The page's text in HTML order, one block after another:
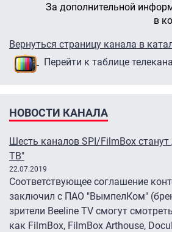
За дополнительной
в
Вернуться страницу канала в
Перейти к таблице
НОВОСТИ КАНАЛА
Шесть каналов SPI/FilmBox
ТВ"
22.07.2019
Соответствующее соглашение
заключил с ПАО "ВымпелКом"
зрители Beeline TV смогут
как FilmBox, FilmBox Arthouse,